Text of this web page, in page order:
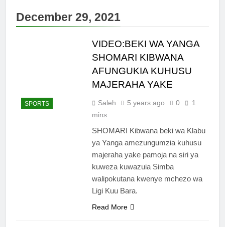
December 29, 2021
SPORTS
VIDEO:BEKI WA YANGA
SHOMARI KIBWANA
AFUNGUKIA KUHUSU
MAJERAHA YAKE
Saleh 5 years ago 0
1
mins
SHOMARI Kibwana beki wa Klabu
ya Yanga amezungumzia kuhusu
majeraha yake pamoja na siri ya
kuweza kuwazuia Simba
walipokutana kwenye mchezo wa
Ligi Kuu Bara.
Read More